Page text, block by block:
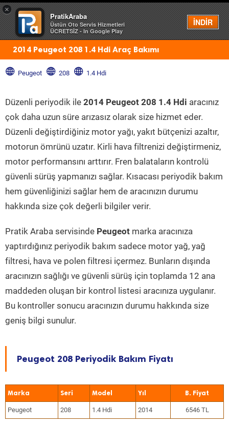
×
PratikAraba
Üstün Oto Servis Hizmetleri
ÜCRETSİZ - In Google Play
İNDİR
Menü
2014 Peugeot 208 1.4 Hdi Araç Bakımı
Peugeot 208 1.4 Hdi
Düzenli periyodik ile 2014 Peugeot 208 1.4 Hdi aracınız
çok daha uzun süre arızasız olarak size hizmet eder.
Düzenli değiştirdiğiniz motor yağı, yakıt bütçenizi azaltır,
motorun ömrünü uzatır. Kirli hava filtrenizi değiştirmeniz,
motor performansını arttırır. Fren balataların kontrolü
güvenli sürüş yapmanızı sağlar. Kısacası periyodik bakım
hem güvenliğinizi sağlar hem de aracınızın durumu
hakkında size çok değerli bilgiler verir.
Pratik Araba servisinde Peugeot marka aracınıza
yaptırdığınız periyodik bakım sadece motor yağ, yağ
filtresi, hava ve polen filtresi içermez. Bunların dışında
aracınızın sağlığı ve güvenli sürüş için toplamda 12 ana
maddeden oluşan bir kontrol listesi aracınıza uygulanır.
Bu kontroller sonucu aracınızın durumu hakkında size
geniş bilgi sunulur.
Peugeot 208 Periyodik Bakım Fiyatı
Marka Seri Model Yıl
Peugeot 208 1.4 Hdi 2014 6546 TL